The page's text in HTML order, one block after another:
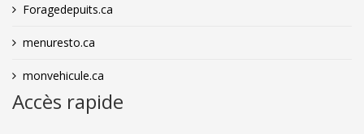
Foragedepuits.ca
menuresto.ca
monvehicule.ca
Accès rapide